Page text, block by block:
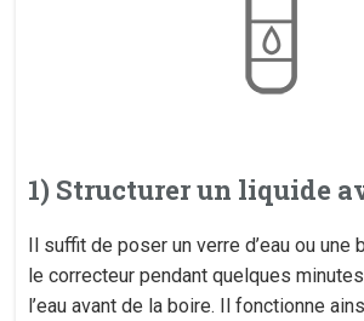
1) Structurer un liquide
Il suffit de poser un verre d’eau ou une
le correcteur pendant quelques
l’eau avant de la boire. Il fonctionne